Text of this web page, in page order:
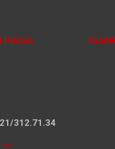
PRESA
312.71.34